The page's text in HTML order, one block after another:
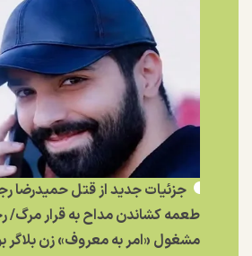
جزئیات جدید از قتل حمیدرضا
مشغول «امر به معروف» زن بلاگر